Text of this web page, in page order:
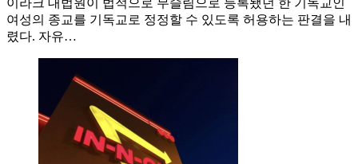
이라크 대법원이 법적으로 무슬림으로 등록됐던 한 기독교인
여성의 종교를 기독교로 정정할 수 있도록 허용하는 판결을 내
렸다. 자유…